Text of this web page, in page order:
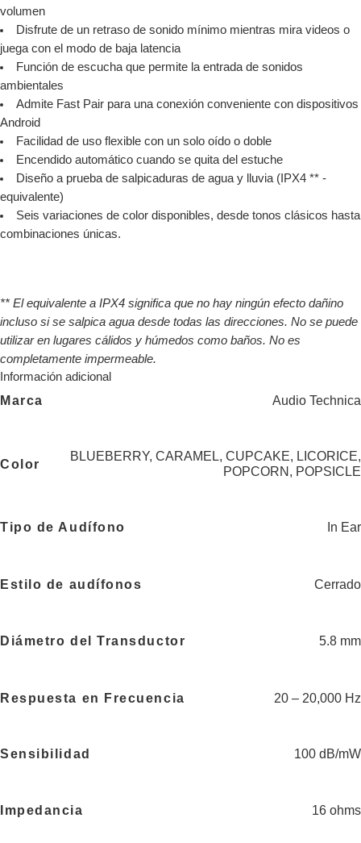
volumen
Disfrute de un retraso de sonido mínimo mientras mira videos o
juega con el modo de baja latencia
Función de escucha que permite la entrada de sonidos
ambientales
Admite Fast Pair para una conexión conveniente con dispositivos
Android
Facilidad de uso flexible con un solo oído o doble
Encendido automático cuando se quita del estuche
Diseño a prueba de salpicaduras de agua y lluvia (IPX4 ** -
equivalente)
Seis variaciones de color disponibles, desde tonos clásicos hasta
combinaciones únicas.
** El equivalente a IPX4 significa que no hay ningún efecto dañino
incluso si se salpica agua desde todas las direcciones. No se puede
utilizar en lugares cálidos y húmedos como baños. No es
completamente impermeable.
Información adicional
Marca Audio Technica
Color
BLUEBERRY, CARAMEL, CUPCAKE, LICORICE,
POPCORN , POPSICLE
Tipo de Audífono In Ear
Estilo de audífonos Cerrado
Diámetro del Transductor 5.8 mm
Respuesta en Frecuencia 20 – 20,000 Hz
Sensibilidad 100 dB/mW
Impedancia 16 ohms